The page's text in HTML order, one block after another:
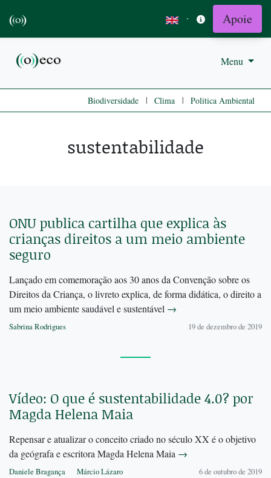
· Apoie
Menu
Biodiversidade | Clima | Politica Ambiental
sustentabilidade
ONU publica cartilha que explica às
crianças direitos a um meio ambiente
seguro
Lançado em comemoração aos 30 anos da Convenção sobre os
Direitos da Criança, o livreto explica, de forma didática, o direito a
um meio ambiente saudável e sustentável →
Sabrina Rodrigues 19 de dezembro de 2019
Vídeo: O que é sustentabilidade 4.0? por
Magda Helena Maia
Repensar e atualizar o conceito criado no século XX é o objetivo
da geógrafa e escritora Magda Helena Maia →
Daniele Bragança Márcio Lázaro 6 de outubro de 2019